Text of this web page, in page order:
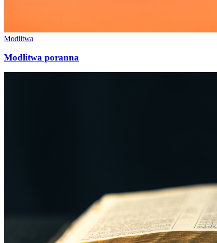
Modlitwa
Modlitwa poranna